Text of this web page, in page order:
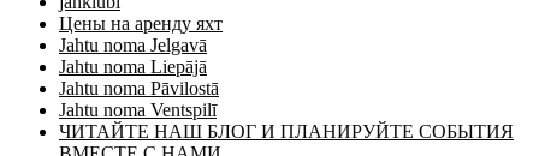
Цены на аренду яхт
Jahtu noma Jelgavā
Jahtu noma Liepājā
Jahtu noma Pāvilostā
Jahtu noma Ventspilī
ЧИТАЙТЕ НАШ БЛОГ И ПЛАНИРУЙТЕ СОБЫТИЯ